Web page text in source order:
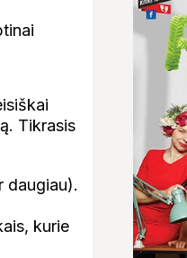
Tikrasis
daugiau).
kurie